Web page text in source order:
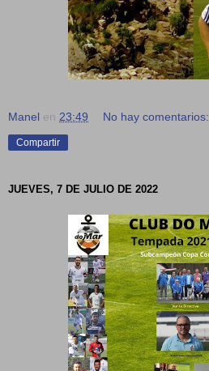
Manel en 23:49 No hay comentarios:
Compartir
JUEVES, 7 DE JULIO DE 2022